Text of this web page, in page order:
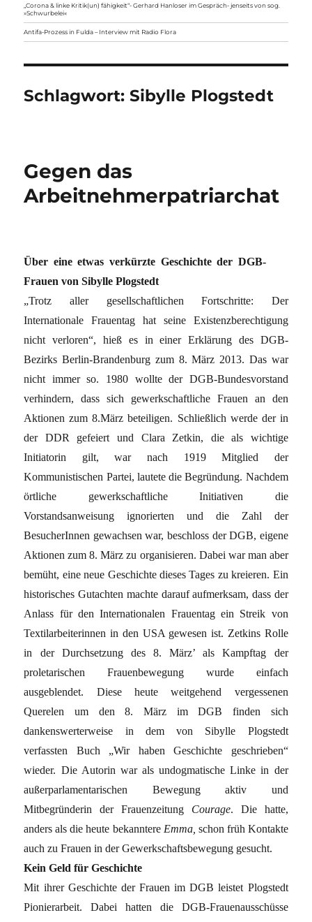
„Corona & linke Kritik(un) fähigkeit“- Gerhard Hanloser im Gespräch- jenseits von sog.
»Schwurbelei«
Antifa-Prozess in Fulda – Interview mit Radio Flora
Schlagwort:Sibylle Plogstedt
Gegen das
Arbeitnehmerpatriarchat
Über eine etwas verkürzte Geschichte der DGB-
Frauen von Sibylle Plogstedt
„Trotz aller gesellschaftlichen Fortschritte: Der
Internationale Frauentag hat seine Existenzberechtigung
nicht verloren“, hieß es in einer Erklärung des DGB-
Bezirks Berlin-Brandenburg zum 8. März 2013. Das war
nicht immer so. 1980 wollte der DGB-Bundesvorstand
verhindern, dass sich gewerkschaftliche Frauen an den
Aktionen zum 8.März beteiligen. Schließlich werde der in
der DDR gefeiert und Clara Zetkin, die als wichtige
Initiatorin gilt, war nach 1919 Mitglied der
Kommunistischen Partei, lautete die Begründung. Nachdem
örtliche gewerkschaftliche Initiativen die
Vorstandsanweisung ignorierten und die Zahl der
BesucherInnen gewachsen war, beschloss der DGB, eigene
Aktionen zum 8. März zu organisieren. Dabei war man aber
bemüht, eine neue Geschichte dieses Tages zu kreieren. Ein
historisches Gutachten machte darauf aufmerksam, dass der
Anlass für den Internationalen Frauentag ein Streik von
Textilarbeiterinnen in den USA gewesen ist. Zetkins Rolle
in der Durchsetzung des 8. März’ als Kampftag der
proletarischen Frauenbewegung wurde einfach
ausgeblendet. Diese heute weitgehend vergessenen
Querelen um den 8. März im DGB finden sich
dankenswerterweise in dem von Sibylle Plogstedt
verfassten Buch „Wir haben Geschichte geschrieben“
wieder. Die Autorin war als undogmatische Linke in der
außerparlamentarischen Bewegung aktiv und
Mitbegründerin der Frauenzeitung Courage. Die hatte,
anders als die heute bekanntere Emma, schon früh Kontakte
auch zu Frauen in der Gewerkschaftsbewegung gesucht.
Kein Geld für Geschichte
Mit ihrer Geschichte der Frauen im DGB leistet Plogstedt
Pionierarbeit. Dabei hatten die DGB-Frauenausschüsse